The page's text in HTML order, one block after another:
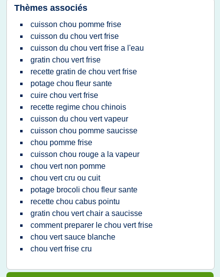
Thèmes associés
cuisson chou pomme frise
cuisson du chou vert frise
cuisson du chou vert frise a l'eau
gratin chou vert frise
recette gratin de chou vert frise
potage chou fleur sante
cuire chou vert frise
recette regime chou chinois
cuisson du chou vert vapeur
cuisson chou pomme saucisse
chou pomme frise
cuisson chou rouge a la vapeur
chou vert non pomme
chou vert cru ou cuit
potage brocoli chou fleur sante
recette chou cabus pointu
gratin chou vert chair a saucisse
comment preparer le chou vert frise
chou vert sauce blanche
chou vert frise cru